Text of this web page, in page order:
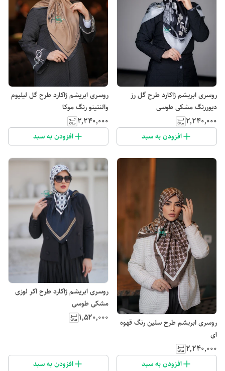
روسری ابریشم ژاکارد طرح گل رز
دیوررنگ مشکی طوسی
۲٬۲۴۰٬۰۰۰
افزودن به سبد
روسری ابریشم ژاکارد طرح گل لیلیوم
والنتینو رنگ موکا
۲٬۲۴۰٬۰۰۰
افزودن به سبد
روسری ابریشم طرح سلین رنگ قهوه
ای
۲٬۲۴۰٬۰۰۰
افزودن به سبد
روسری ابریشم ژاکارد طرح اکر لوزی
مشکی طوسی
۱٬۵۲۰٬۰۰۰
افزودن به سبد